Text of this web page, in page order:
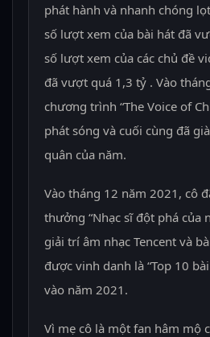
phát hành và nhanh chóng
số lượt xem của bài hát đã
số lượt xem của các chủ đề
đã vượt quá 1,3 tỷ . Vào
chương trình “The Voice of
phát sóng và cuối cùng đã
quân của năm.
Vào tháng 12 năm 2021, cô
thưởng “Nhạc sĩ đột phá của
giải trí âm nhạc Tencent và
được vinh danh là “Top 10
vào năm 2021.
Vì mẹ cô là một fan hâm mộ